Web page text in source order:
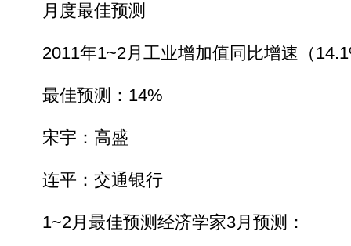
月度最佳预测
2011年1~2月工业增加值同比增速（
最佳预测：14%
宋宇：高盛
连平：交通银行
1~2月最佳预测经济学家3月预测：